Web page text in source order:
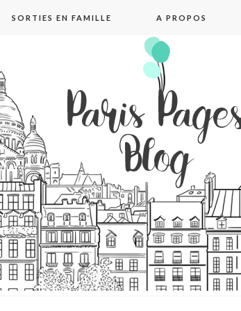
SORTIES EN FAMILLE A PROPOS
blog